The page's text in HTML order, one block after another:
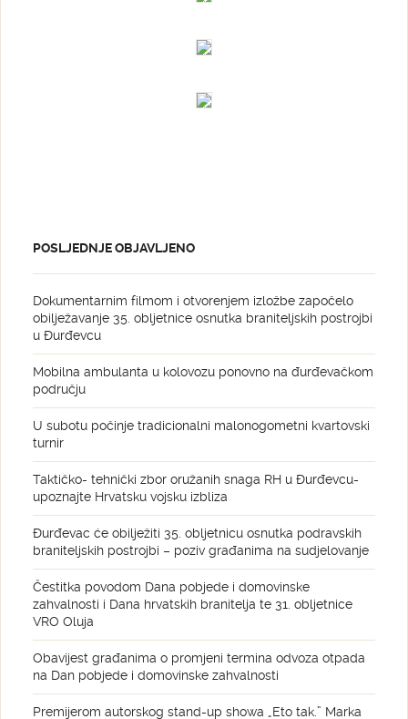
POSLJEDNJE OBJAVLJENO
Dokumentarnim filmom i otvorenjem izložbe započelo
obilježavanje 35. obljetnice osnutka braniteljskih postrojbi
u Đurđevcu
Mobilna ambulanta u kolovozu ponovno na đurđevačkom
području
U subotu počinje tradicionalni malonogometni kvartovski
turnir
Taktičko- tehnički zbor oružanih snaga RH u Đurđevcu-
upoznajte Hrvatsku vojsku izbliza
Đurđevac će obilježiti 35. obljetnicu osnutka podravskih
braniteljskih postrojbi – poziv građanima na sudjelovanje
Čestitka povodom Dana pobjede i domovinske
zahvalnosti i Dana hrvatskih branitelja te 31. obljetnice
VRO Oluja
Obavijest građanima o promjeni termina odvoza otpada
na Dan pobjede i domovinske zahvalnosti
Premijerom autorskog stand-up showa „Eto tak.” Marka